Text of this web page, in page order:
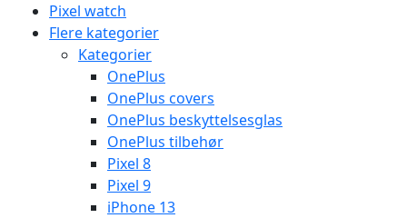
Pixel watch
Flere kategorier
Kategorier
OnePlus
OnePlus covers
OnePlus beskyttelsesglas
OnePlus tilbehør
Pixel 8
Pixel 9
iPhone 13